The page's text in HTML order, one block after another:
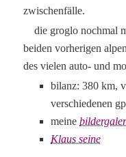
zwischenfälle.
die groglo nochmal
beiden vorherigen
des vielen auto- und
bilanz: 380 km,
verschiedenen
meine
Klaus seine